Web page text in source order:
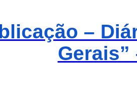
–
Gerais”